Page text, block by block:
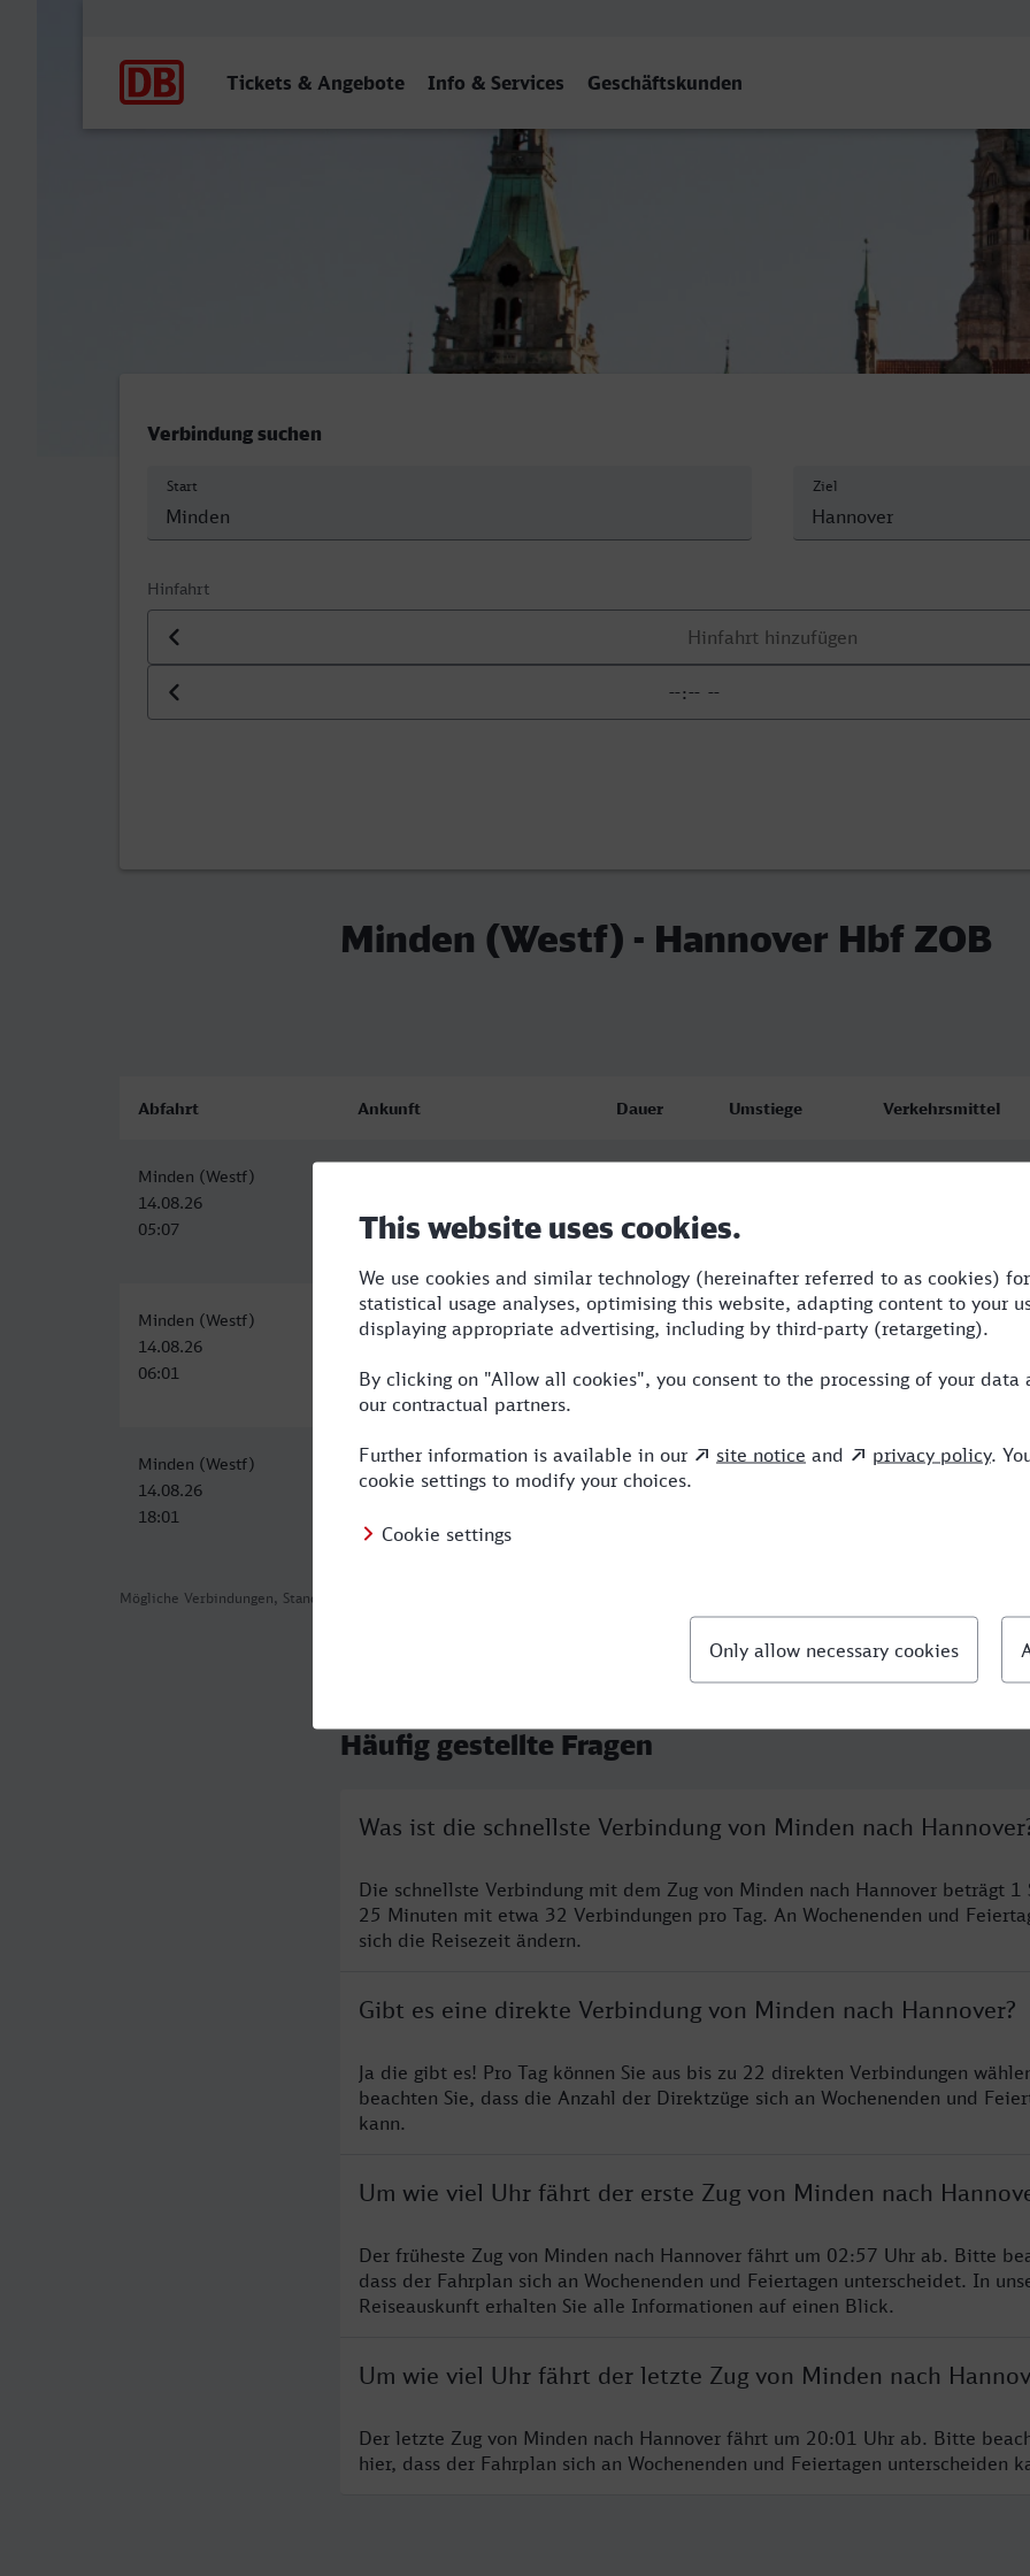
Tickets & Angebote Info & Services Geschäftskunden
Minden (Westf) - Hannover Hbf ZOB
Verbindung suchen
Start Ziel
Hinfahrt
Datum der Hinfahrt
Uhrzeit der Hinfahrt
Minden (Westf) - Hannover Hbf ZOB
Mögliche Verbindungen, Stand: 2026-07-31 04:19
Abfahrt Ankunft Dauer Umstiege Verkehrsmittel
Minden (Westf)
14.08.26
05:07
06:32
Minden (Westf)
14.08.26
06:01
Hannover Hbf
07:38
1:37 RE,ERB
Minden (Westf)
14.08.26
18:01
Hannover Hbf
14.08.26
1:37 1 RE,ERB
Häufig gestellte Fragen
Was ist die schnellste Verbindung von Minden nach
Die schnellste Verbindung mit dem Zug von Minden nach Hannover beträgt 1
25 Minuten mit etwa 32 Verbindungen pro Tag. An Wochenenden und
sich die Reisezeit ändern.
Gibt es eine direkte Verbindung von Minden nach Hannover?
Ja die gibt es! Pro Tag können Sie aus bis zu 22 direkten Verbindungen
beachten Sie, dass die Anzahl der Direktzüge sich an Wochenenden und
kann.
Um wie viel Uhr fährt der erste Zug von Minden nach
Der früheste Zug von Minden nach Hannover fährt um 02:57 Uhr ab. Bitte
dass der Fahrplan sich an Wochenenden und Feiertagen unterscheidet. In
Reiseauskunft erhalten Sie alle Informationen auf einen Blick.
Um wie viel Uhr fährt der letzte Zug von Minden nach
Der letzte Zug von Minden nach Hannover fährt um 20:01 Uhr ab. Bitte
hier, dass der Fahrplan sich an Wochenenden und Feiertagen unterscheiden